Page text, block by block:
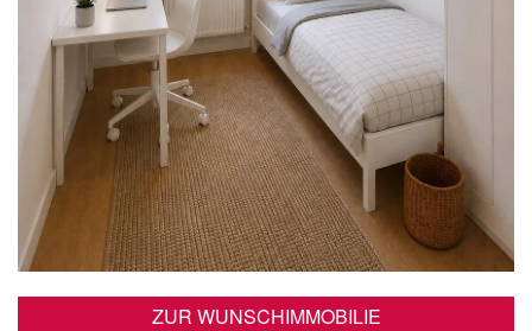
ZUR WUNSCHIMMOBILIE